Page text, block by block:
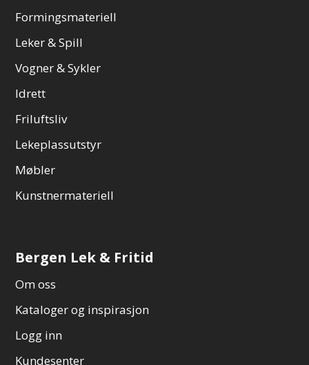
Formingsmateriell
Leker & Spill
Vogner & Sykler
Idrett
Friluftsliv
Lekeplassutstyr
Møbler
Kunstnermateriell
Bergen Lek & Fritid
Om oss
Kataloger og inspirasjon
Logg inn
Kundesenter